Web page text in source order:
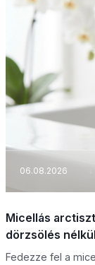
06.08.2026
Micellás
dörzsölés nélkül
Fedezze fel a